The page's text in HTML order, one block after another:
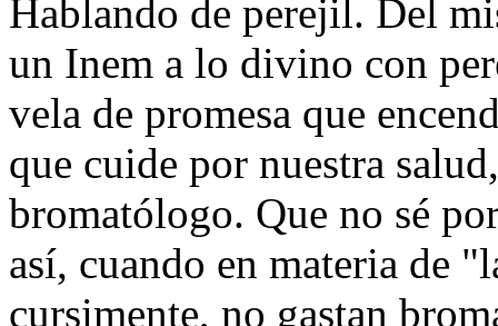
Hablando de perejil. Del
un Inem a lo divino con
vela de promesa que
que cuide por nuestra
bromatólogo. Que no sé
así, cuando en materia de
cursimente, no gastan